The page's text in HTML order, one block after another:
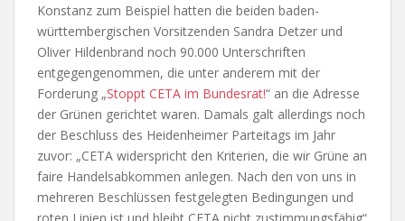
Konstanz zum Beispiel hatten die beiden baden-
württembergischen Vorsitzenden Sandra Detzer und
Oliver Hildenbrand noch 90.000 Unterschriften
entgegengenommen, die unter anderem mit der
Forderung „Stoppt CETA im Bundesrat!“ an die Adresse
der Grünen gerichtet waren. Damals galt allerdings noch
der Beschluss des Heidenheimer Parteitags im Jahr
zuvor: „CETA widerspricht den Kriterien, die wir Grüne an
faire Handelsabkommen anlegen. Nach den von uns in
mehreren Beschlüssen festgelegten Bedingungen und
roten Linien ist und bleibt CETA nicht zustimmungsfähig“